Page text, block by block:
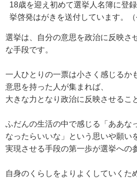
18歳を迎え初めて選挙人名簿に登
挙啓発はがきを送付しています。（
選挙は、自分の意思を政治に反映さ
な手段です。
一人ひとりの一票は小さく感じるか
意思を持った人が集まれば、
大きな力となり政治に反映させるこ
ふだんの生活の中で感じる「ああな
なったらいいな」という思いや願い
実現させる手段の第一歩が選挙への
自身のくらしをよりよくしていくた